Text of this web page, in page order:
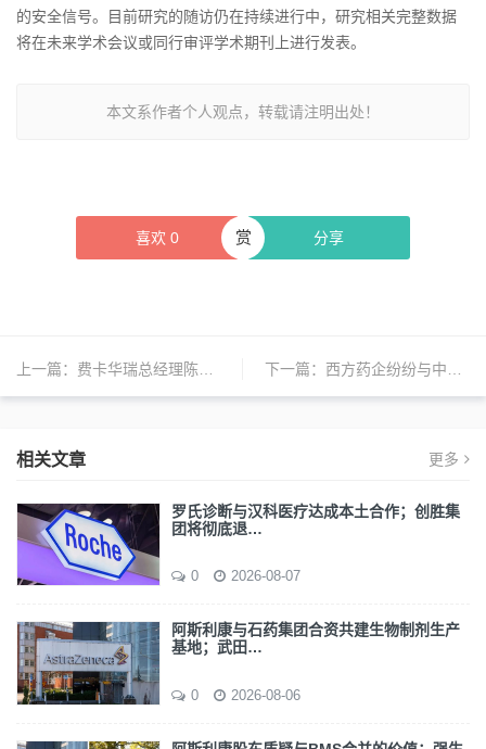
的安全信号。目前研究的随访仍在持续进行中，研究相关完整数据
将在未来学术会议或同行审评学术期刊上进行发表。
本文系作者个人观点，转载请注明出处！
喜欢 0 分享
赏
上一篇： 费卡华瑞总经理陈光离职；强生收购Numab新药扩充皮肤病管线；默沙接近收购眼科公司Eyebiotech | 日报 下一篇： 西方药企纷纷与中国药商达成许可协议；礼来53亿美元扩产热门减肥药供应将大增；联影医疗CFO离职 | 日报
相关文章 更多
罗氏诊断与汉科医疗达成本土合作；创胜集
团将彻底退…
0 2026-08-07
阿斯利康与石药集团合资共建生物制剂生产
基地；武田…
0 2026-08-06